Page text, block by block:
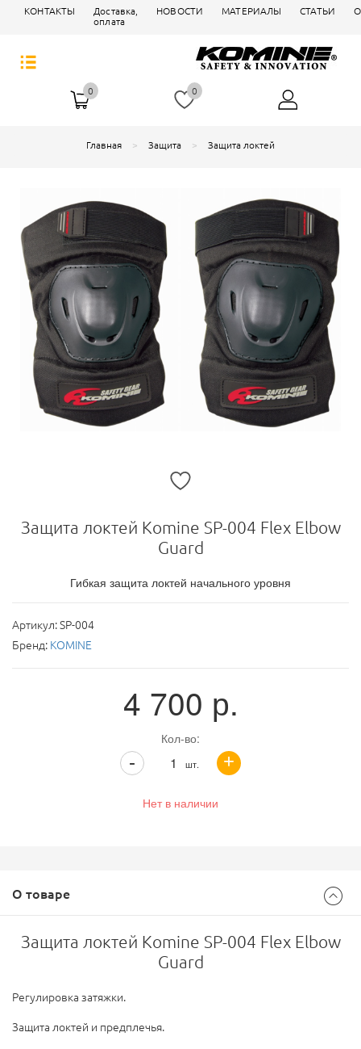
КОНТАКТЫ
Доставка,
оплата
НОВОСТИ МАТЕРИАЛЫ СТАТЬИ
0 0
Главная Защита Защита локтей
Защита локтей Komine SP-004 Flex Elbow
Guard
Гибкая защита локтей начального уровня
Артикул:SP-004
Бренд: KOMINE
4 700 р.
Кол-во:
шт. +
-
Нет в наличии
О товаре
Защита локтей Komine SP-004 Flex Elbow
Guard
Регулировка затяжки.
Защита локтей и предплечья.